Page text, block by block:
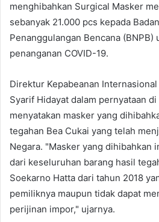
menghibahkan Surgical Masker
sebanyak 21.000 pcs kepada
Penanggulangan Bencana (BNPB)
penanganan COVID-19.
Direktur Kepabeanan
Syarif Hidayat dalam pernyataan
menyatakan masker yang
tegahan Bea Cukai yang telah
Negara. "Masker yang dihibahkan
dari keseluruhan barang hasil
Soekarno Hatta dari tahun 2018
pemiliknya maupun tidak dapat
perijinan impor," ujarnya.